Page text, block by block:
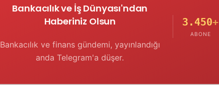
Bankacılık ve İş Dünyası'ndan
Haberiniz Olsun
Bankacılık ve finans gündemi, yayınlandığı
anda Telegram'a düşer.
3.450+
ABONE